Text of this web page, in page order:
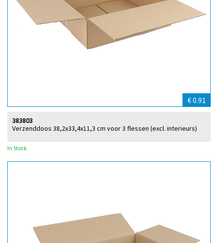
€ 0.91
Verzenddoos 38,2x33,4x11,3 cm voor 3 flessen (excl. interieurs)
383803
In Stock